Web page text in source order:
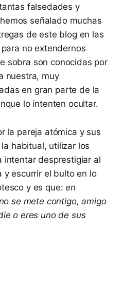
falsedades y
señalado muchas
de este blog en las
no extendernos
sobra son conocidas por
nuestra, muy
en gran parte de la
lo intenten ocultar.
la pareja atómica y sus
habitual, utilizar los
intentar desprestigiar al
y escurrir el bulto en lo
y es que:en
se mete contigo, amigo
o eres uno de sus